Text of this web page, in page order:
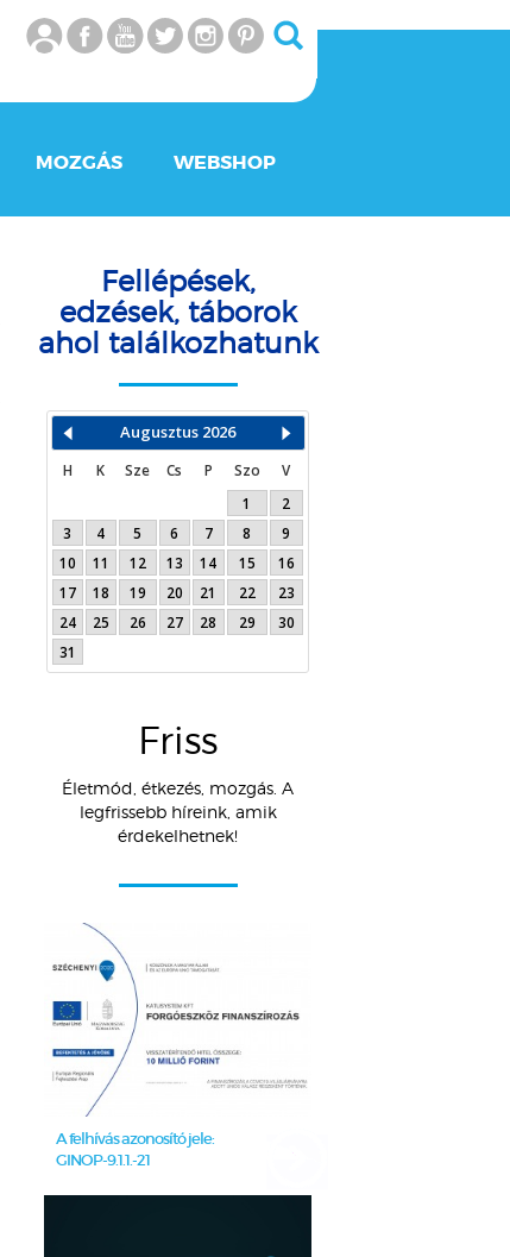
MOZGÁS WEBSHOP
Fellépések,
edzések, táborok
ahol találkozhatunk
Augusztus 2026
H K Sze Cs P Szo
V
1
2
3
4 5 6 7 8
9
10
11 12 13 14 15
16
17
18 19 20 21 22
23
24
25 26 27 28 29
30
31
Friss
Életmód, étkezés, mozgás. A
legfrissebb híreink, amik
érdekelhetnek!
A felhívás azonosító jele:
GINOP-9.1.1.-21